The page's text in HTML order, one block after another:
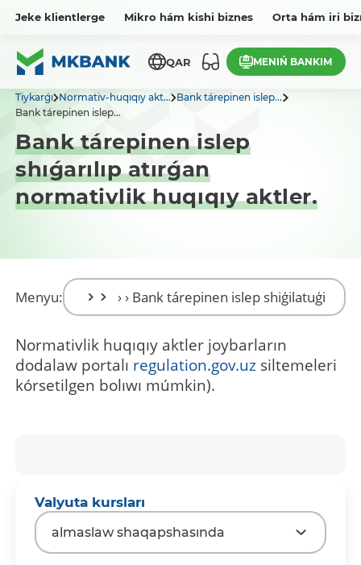
Jeke klientlerge Mikro hám kishi biznes Orta hám iri
QAR MENIŃ BANKIM
Tiykarǵı Normativ-huqıqıy akt... Bank tárepinen islep...
Bank tárepinen islep...
Bank tárepinen islep
shıǵarılıp atırǵan
normativlik huqıqıy aktler.
Menyu:
Normativlik huqıqıy aktler joybarların
dodalaw portalı regulation.gov.uz siltemeleri
kórsetilgen bolıwı múmkin).
Valyuta kursları
almaslaw shaqapshasında